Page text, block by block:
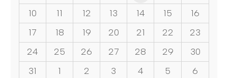
10
11 12 13 14 15
16
17
18 19 20 21 22
23
24
25 26 27 28 29
30
31
1 2 3 4 5 6